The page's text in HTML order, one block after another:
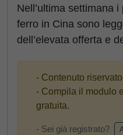
Nell’ultima settimana
ferro in Cina sono
dell’elevata offerta e
- Contenuto
- Compila il modulo
gratuita.
- Sei già registrato?